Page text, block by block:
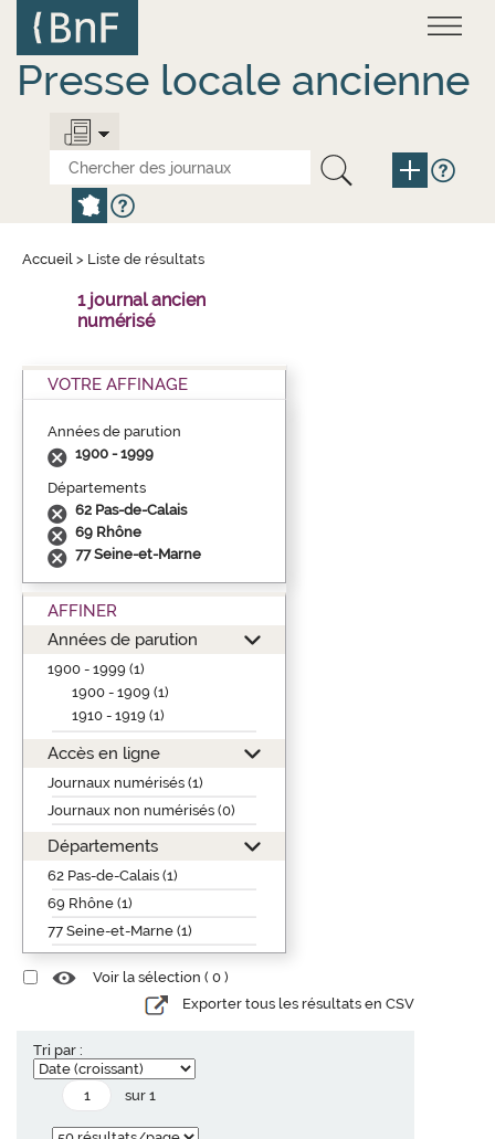
contenu
principal
Presse locale ancienne
Accueil > Liste de résultats
1 journal ancien
numérisé
VOTRE AFFINAGE
Années de parution
1900 - 1999
Départements
62 Pas-de-Calais
69 Rhône
77 Seine-et-Marne
AFFINER
Années de parution
1900 - 1999 (1)
1900 - 1909 (1)
1910 - 1919 (1)
Accès en ligne
Journaux numérisés (1)
Journaux non numérisés (0)
Départements
62 Pas-de-Calais (1)
69 Rhône (1)
77 Seine-et-Marne (1)
Voir la sélection ( 0 )
Exporter tous les résultats en CSV
Tri par :
sur 1
Panneau de gestion des cookies